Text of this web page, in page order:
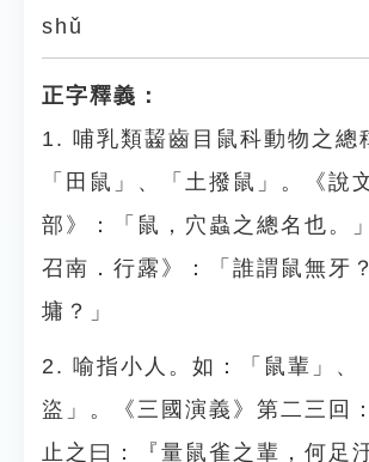
shǔ
正字釋義：
1. 哺乳類齧齒目鼠科動物之總
「田鼠」、「土撥鼠」。《說
部》：「鼠，穴蟲之總名也。
召南．行露》：「誰謂鼠無牙
墉？」
2. 喻指小人。如：「鼠輩」、
盜」。《三國演義》第二三回
止之曰：『量鼠雀之輩，何足